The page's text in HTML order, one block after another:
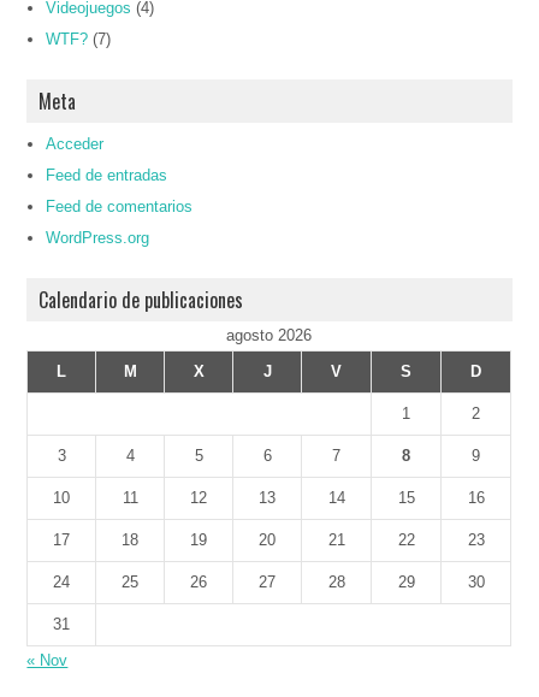
Videojuegos (4)
WTF? (7)
Meta
Acceder
Feed de entradas
Feed de comentarios
WordPress.org
Calendario de publicaciones
agosto 2026
L
M X J V S D
1 2
3 4 5 6 7 8 9
10 11 12 13 14 15 16
17 18 19 20 21 22 23
24 25 26 27 28 29 30
31
« Nov